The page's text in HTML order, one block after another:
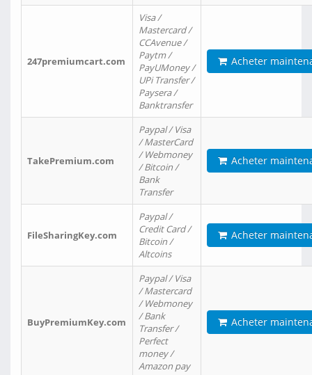
247premiumcart.com
Visa /
Mastercard /
CCAvenue /
Paytm /
PayUMoney /
UPi Transfer /
Paysera /
Banktransfer
Acheter
TakePremium.com
Paypal / Visa
/ MasterCard
/ Webmoney
/ Bitcoin /
Bank
Transfer
Acheter
FileSharingKey.com
Paypal /
Credit Card /
Bitcoin /
Altcoins
Acheter
BuyPremiumKey.com
Paypal / Visa
/ Mastercard
/ Webmoney
/ Bank
Transfer /
Perfect
money /
Amazon pay
Acheter